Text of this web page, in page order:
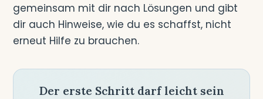
gemeinsam mit dir nach Lösungen und gibt
dir auch Hinweise, wie du es schaffst, nicht
erneut Hilfe zu brauchen.
Der erste Schritt darf leicht sein